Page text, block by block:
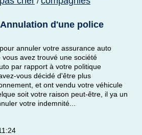
d'une police
annuler votre assurance auto
avez trouvé une société
par rapport à votre politique
vous décidé d'être plus
et ont vendu votre véhicule
soit votre raison peut-être, il ya un
votre indemnité...